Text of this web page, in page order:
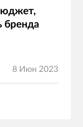
бренда
8 Июн 2023